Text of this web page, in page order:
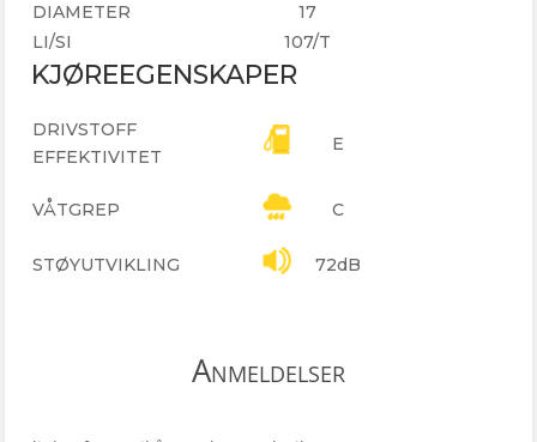
DIAMETER
17
LI/SI
107/T
KJØREEGENSKAPER
DRIVSTOFF
EFFEKTIVITET
E
VÅTGREP C
STØYUTVIKLING 72dB
Anmeldelser